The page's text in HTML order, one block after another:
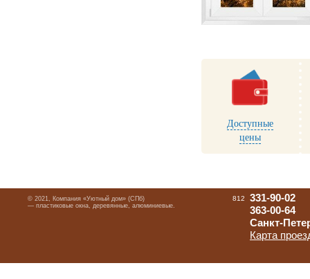
Доступные
цены
© 2021, Компания «Уютный дом» (СПб)
— пластиковые окна, деревянные, алюминиевые.
812
331-90-02
363-00-64
Санкт-
Карта